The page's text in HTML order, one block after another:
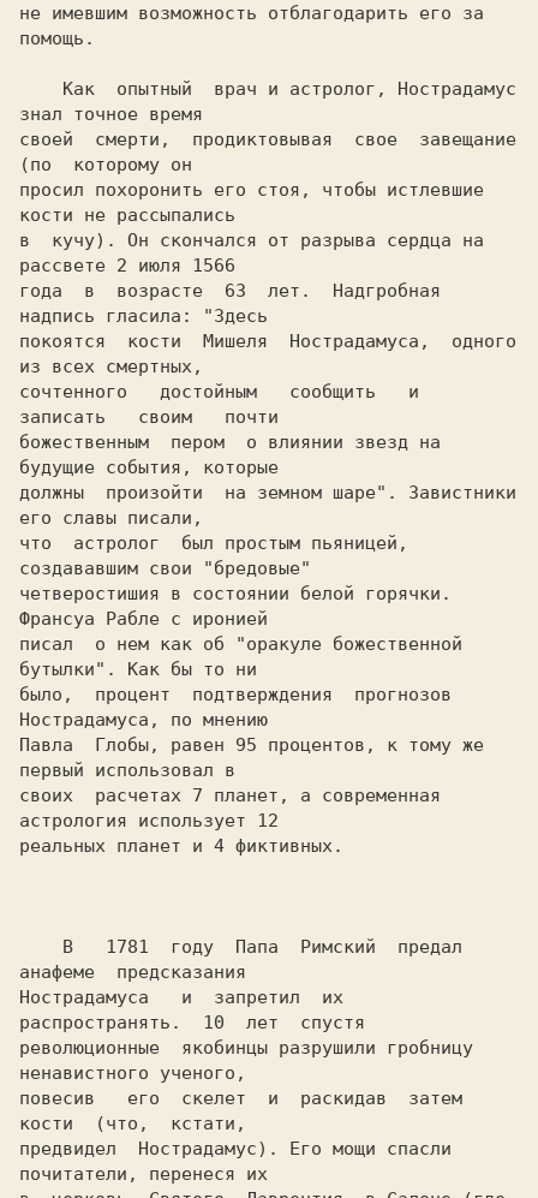
не имевшим возможность отблагодарить его за
помощь.
знал точное время
своей  смерти,  продиктовывая  свое  завещание
(по  которому он
просил похоронить его стоя, чтобы истлевшие
кости не рассыпались
в  кучу). Он скончался от разрыва сердца на
рассвете 2 июля 1566
года  в  возрасте  63  лет.  Надгробная
надпись гласила: "Здесь
покоятся  кости  Мишеля  Нострадамуса,  одного
из всех смертных,
сочтенного   достойным   сообщить   и
записать   своим   почти
божественным  пером  о влиянии звезд на
будущие события, которые
должны  произойти  на земном шаре". Завистники
его славы писали,
что  астролог  был простым пьяницей,
создававшим свои "бредовые"
четверостишия в состоянии белой горячки.
Франсуа Рабле с иронией
писал  о нем как об "оракуле божественной
бутылки". Как бы то ни
было,  процент  подтверждения  прогнозов
Нострадамуса, по мнению
Павла  Глобы, равен 95 процентов, к тому же
первый использовал в
своих  расчетах 7 планет, а современная
астрология использует 12
реальных планет и 4 фиктивных.
анафеме  предсказания
Нострадамуса   и  запретил  их
распространять.  10  лет  спустя
революционные  якобинцы разрушили гробницу
ненавистного ученого,
повесив   его  скелет  и  раскидав  затем
кости  (что,  кстати,
предвидел  Нострадамус). Его мощи спасли
почитатели, перенеся их